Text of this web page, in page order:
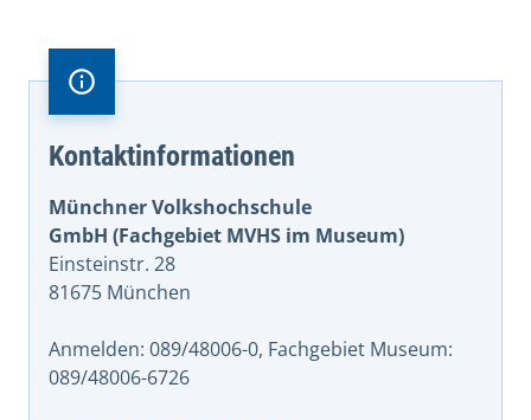
Kontaktinformationen
Münchner Volkshochschule
GmbH (Fachgebiet MVHS im Museum)
Einsteinstr. 28
81675 München
Anmelden: 089/48006-0, Fachgebiet Museum:
089/48006-6726